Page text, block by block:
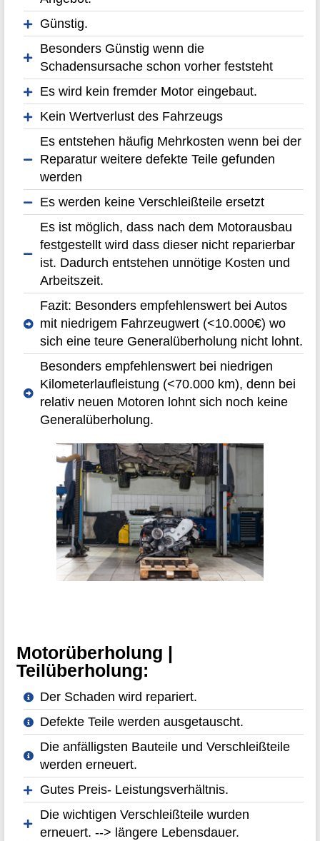
Günstig.
Besonders Günstig wenn die
Schadensursache schon vorher feststeht
Es wird kein fremder Motor eingebaut.
Kein Wertverlust des Fahrzeugs
Es entstehen häufig Mehrkosten wenn bei der
Reparatur weitere defekte Teile gefunden
werden
Es werden keine Verschleißteile ersetzt
Es ist möglich, dass nach dem Motorausbau
festgestellt wird dass dieser nicht reparierbar
ist. Dadurch entstehen unnötige Kosten und
Arbeitszeit.
Fazit: Besonders empfehlenswert bei Autos
mit niedrigem Fahrzeugwert (<10.000€) wo
sich eine teure Generalüberholung nicht lohnt.
Besonders empfehlenswert bei niedrigen
Kilometerlaufleistung (<70.000 km), denn bei
relativ neuen Motoren lohnt sich noch keine
Generalüberholung.
Motorüberholung |
Teilüberholung:
Der Schaden wird repariert.
Defekte Teile werden ausgetauscht.
Die anfälligsten Bauteile und Verschleißteile
werden erneuert.
Gutes Preis- Leistungsverhältnis.
Die wichtigen Verschleißteile wurden
erneuert. --> längere Lebensdauer.